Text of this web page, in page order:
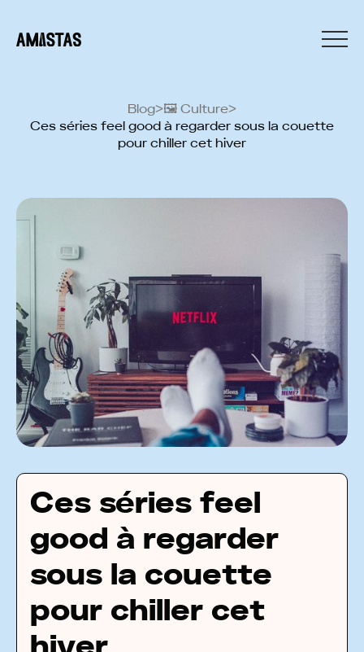
Blog>🖼 Culture>
Ces séries feel good à regarder sous la couette
pour chiller cet hiver
Ces séries feel
good à regarder
sous la couette
pour chiller cet